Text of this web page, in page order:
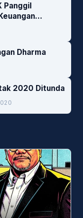
Panggil
Dharma
2020 Ditunda